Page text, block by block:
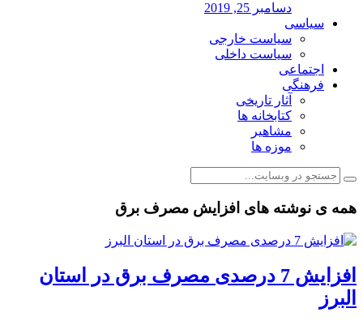
دسامبر 25, 2019
سیاسی
سیاست خارجی
سیاست داخلی
اجتماعی
فرهنگی
آثار تاریخی
کتابخانه ها
مشاهیر
موزه ها
همه ی نوشته های افزایش مصرف برق
افزایش 7 درصدی مصرف برق در استان
البرز